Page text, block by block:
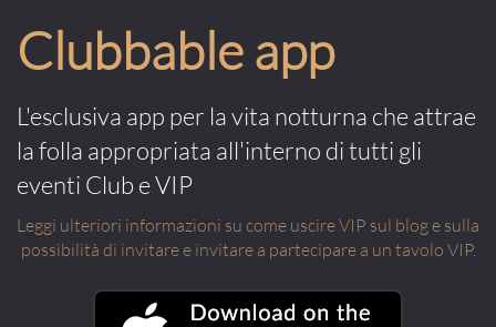
Clubbable app
L'esclusiva app per la vita notturna che attrae
la folla appropriata all'interno di tutti gli
eventi Club e VIP
Leggi ulteriori informazioni su come uscire VIP sul blog e sulla
possibilità di invitare e invitare a partecipare a un tavolo VIP.